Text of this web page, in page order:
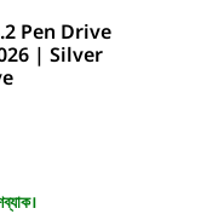
Pen Drive
| Silver